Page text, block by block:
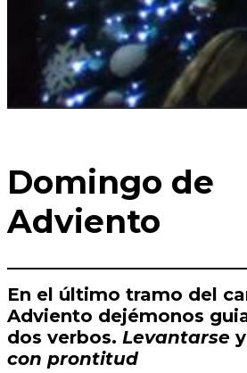
Domingo de
Adviento
En el último tramo del
Adviento dejémonos
dos verbos. Levantarse y
con prontitud